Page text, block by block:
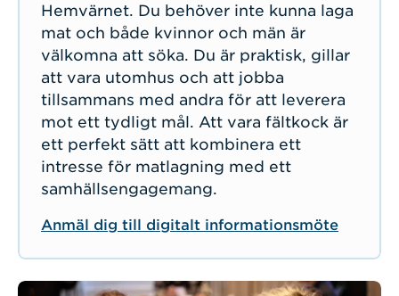
Hemvärnet. Du behöver inte kunna laga
mat och både kvinnor och män är
välkomna att söka. Du är praktisk, gillar
att vara utomhus och att jobba
tillsammans med andra för att leverera
mot ett tydligt mål. Att vara fältkock är
ett perfekt sätt att kombinera ett
intresse för matlagning med ett
samhällsengagemang.
Anmäl dig till digitalt informationsmöte